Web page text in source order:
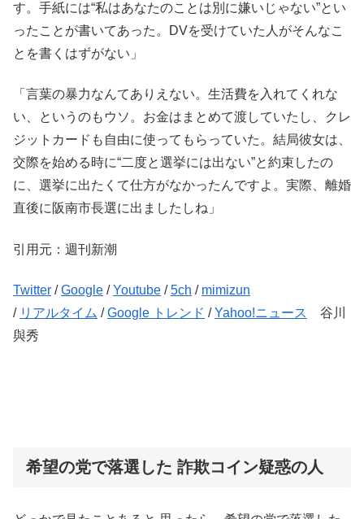
す。手紙には“私はあなたのことは別に嫌いじゃない”とい
ったことが書いてあった。DVを受けていた人がそんなこ
とを書くはずがない」
「言葉の暴力なんてありえない。生活費を入れてくれな
い、というのもウソ。お金はまとめて渡していたし、クレ
ジットカードも自由に使ってもらっていた。結局彼女は、
交際を始める時に“二度と選挙には出ない”と約束したの
に、選挙に出たくて仕方がなかったんですよ。実際、離婚
直後に阪南市長選に出ましたしね」
引用元：週刊新潮
Twitter /Google /Youtube /5ch / mimizun
/ リアルタイム /Google トレンド /Yahoo!ニュース
谷川
與秀
希望の党で落選した 詐欺コイン疑惑の人